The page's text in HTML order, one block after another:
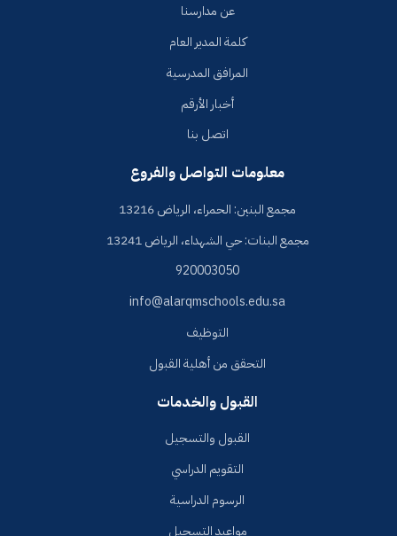
عن مدارسنا
كلمة المدير العام
المرافق المدرسية
أخبار الأرقم
اتصل بنا
معلومات التواصل والفروع
مجمع البنين: الحمراء، الرياض 13216
مجمع البنات: حي الشهداء، الرياض 13241
920003050
info@alarqmschools.edu.sa
التوظيف
التحقق من أهلية القبول
القبول والخدمات
القبول والتسجيل
التقويم الدراسي
الرسوم الدراسية
مواعيد التسجيل